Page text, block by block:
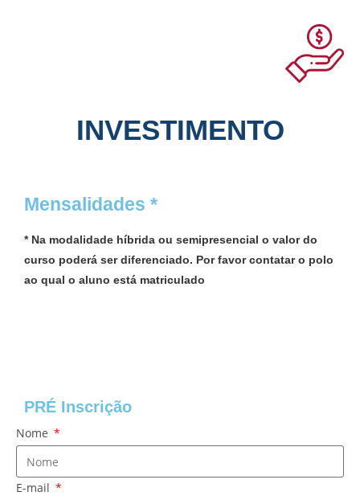
INVESTIMENTO
Mensalidades *
* Na modalidade híbrida ou semipresencial o valor do
curso poderá ser diferenciado. Por favor contatar o polo
ao qual o aluno está matriculado
PRÉ Inscrição
Nome
E-mail